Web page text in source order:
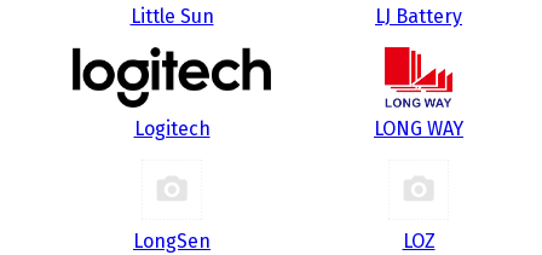
Little Sun LJ Battery
Logitech LONG WAY
LongSen LOZ